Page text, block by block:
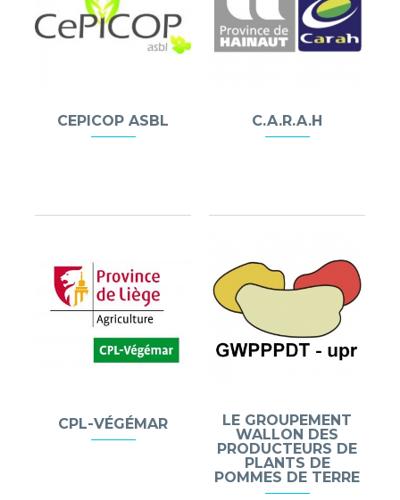
CEPICOP ASBL C.A.R.A.H
CPL-VÉGÉMAR
LE GROUPEMENT
WALLON DES
PRODUCTEURS DE
PLANTS DE
POMMES DE TERRE